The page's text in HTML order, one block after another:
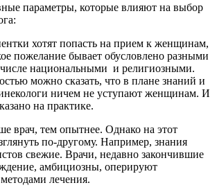
параметры, которые влияют на выбор
хотят попасть на прием к женщинам,
пожелание бывает обусловлено разными
национальными и религиозными.
можно сказать, что в плане знаний и
ничем не уступают женщинам. И
на практике.
врач, тем опытнее. Однако на этот
по-другому. Например, знания
свежие. Врачи, недавно закончившие
амбициозны, оперируют
лечения.